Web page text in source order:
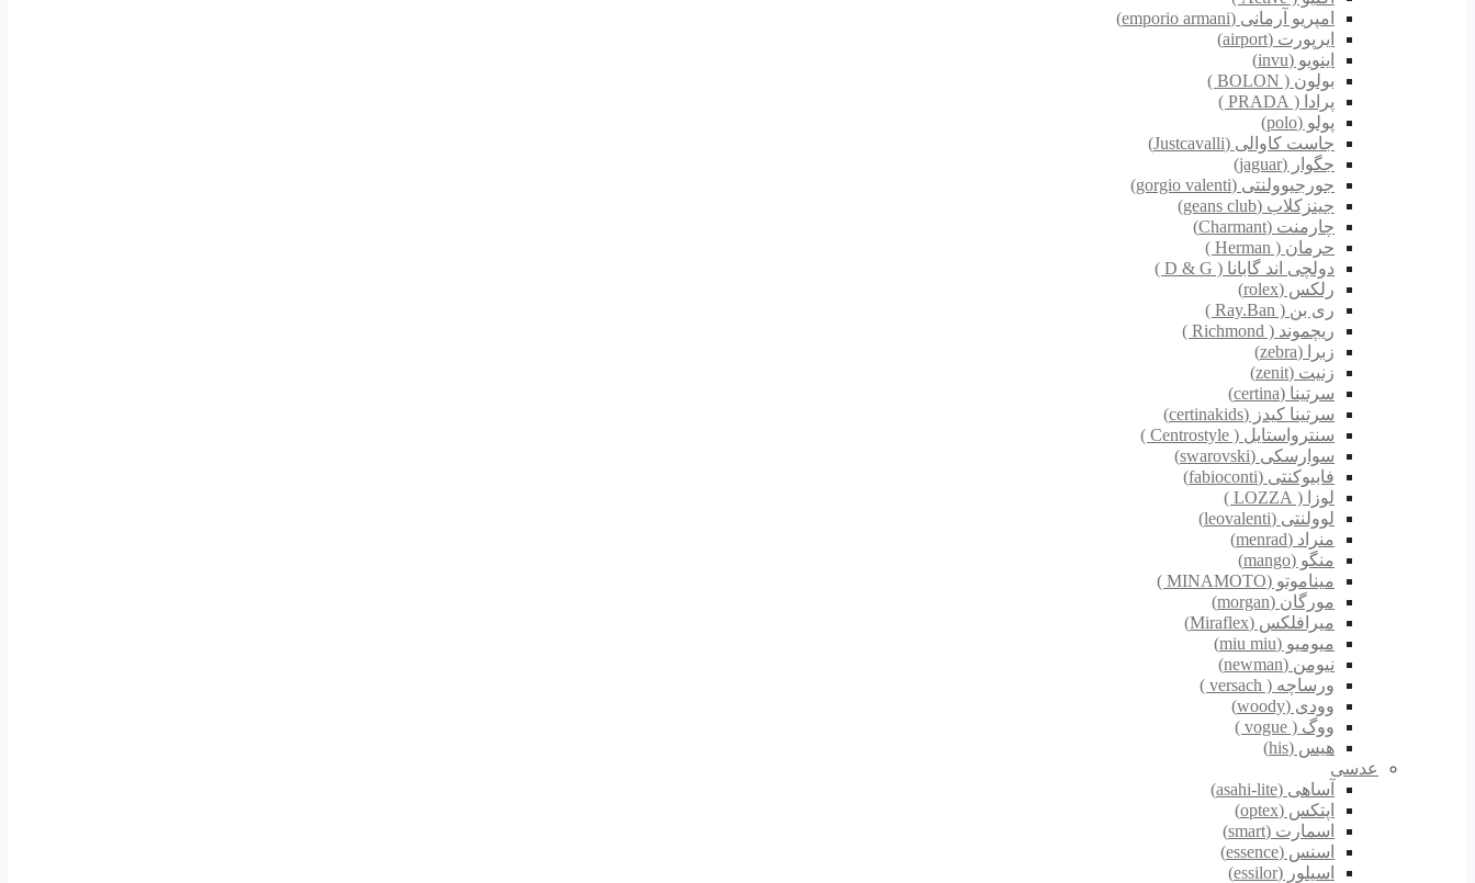
امپریو آرمانی (emporio armani)
ایرپورت (airport)
اینویو (invu)
بولون ( BOLON )
پرادا ( PRADA )
پولو (polo)
جاست کاوالی (Justcavalli)
جگوار (jaguar)
جورجیوولنتی (gorgio valenti)
جینزکلاب (geans club)
چارمنت (Charmant)
حرمان ( Herman )
دولچی اند گابانا ( D & G )
رلکس (rolex)
ری بن ( Ray.Ban )
ریچموند ( Richmond )
زبرا (zebra)
زنیت (zenit)
سرتینا (certina)
سرتینا کیدز (certinakids)
سنترواستایل ( Centrostyle )
سوارسکی (swarovski)
فابیوکنتی (fabioconti)
لوزا ( LOZZA )
لوولنتی (leovalenti)
منراد (menrad)
منگو (mango)
میناموتو (MINAMOTO )
مورگان (morgan)
میرافلکس (Miraflex)
میومیو (miu miu)
نیومن (newman)
ورساچه ( versach )
وودی (woody)
ووگ ( vogue )
هیس (his)
عدسی
آساهی (asahi-lite)
اپتکس (optex)
اسمارت (smart)
اسنس (essence)
اسیلور (essilor)